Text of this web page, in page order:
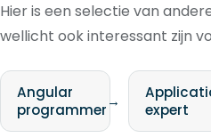
Hier is een selectie van
wellicht ook interessant zijn
Angular
programmer→
expert